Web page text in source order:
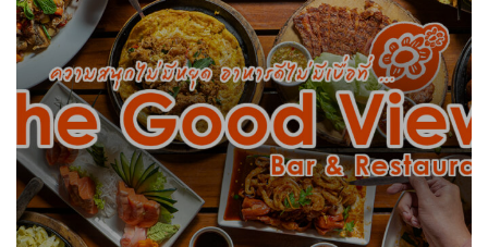
งาน
เดียว
ทั้ง
ช้อป
กิน
เที่ยว
พร้อม
โปร